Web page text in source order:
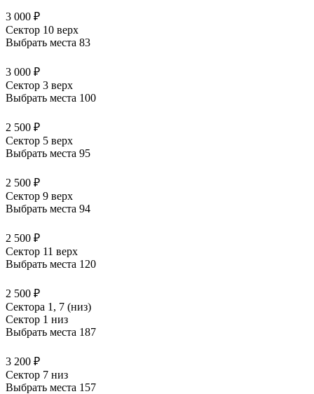
3 000 ₽
Сектор 10 верх
Выбрать места 83
3 000 ₽
Сектор 3 верх
Выбрать места 100
2 500 ₽
Сектор 5 верх
Выбрать места 95
2 500 ₽
Сектор 9 верх
Выбрать места 94
2 500 ₽
Сектор 11 верх
Выбрать места 120
2 500 ₽
Сектора 1, 7 (низ)
Сектор 1 низ
Выбрать места 187
3 200 ₽
Сектор 7 низ
Выбрать места 157